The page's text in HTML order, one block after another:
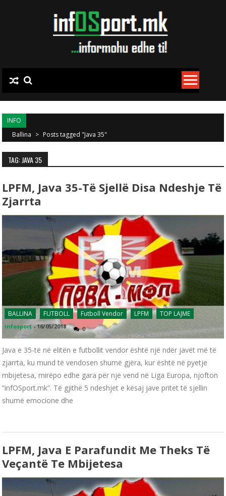
INFO
Ballina > Posts tagged "Java 35"
TAG: JAVA 35
LPFM, Java 35-Të Sjellë Disa Ndeshje Të
Zjarrta
BALLINA FUTBOLL Futboll Vendor LPFM TOP LAJME
infosport -16/05/2018 0
Java e 35-të në elitën e futbollit vendor është një ndër javët më të
zjarrta, ku mund të vendosen shumë gjëra, kur është në pyetje
mbijetesa, mirëpo edhe gara për një vend në Liga Europa, njofton
“infOSport.mk”. Të gjithë 5 ndeshjet e kësaj jave pritet të sjellin
shumë emocione dhe
LPFM, Java E Parafundit Me Theks Të
Veçantë Te Mbijetesa